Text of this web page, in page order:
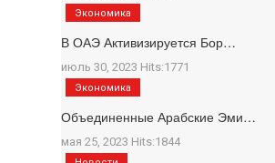
В ОАЭ Активизируется Бор…
июль 30, 2023 Hits:1771
Экономика
Объединенные Арабские Эми…
мая 25, 2023 Hits:1844
Экономика